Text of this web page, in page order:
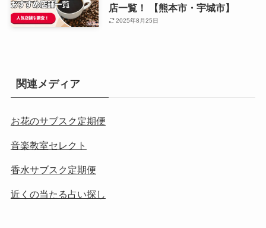
店一覧！ 【熊本市・宇城市】
2025年8月25日
関連メディア
お花のサブスク定期便
音楽教室セレクト
香水サブスク定期便
近くの当たる占い探し